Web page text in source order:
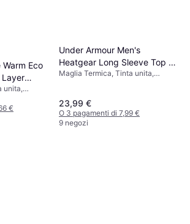
Eco
Layer
Grey
unita,
Poliestere,
€
Under Armour Men's
Heatgear Long Sleeve Top -
Royal/White
Maglia Termica, Tinta unita,
Poliestere, Rete, Compressione,
Traspirante, Elastico
23,99 €
O 3 pagamenti di 7,99 €
9 negozi